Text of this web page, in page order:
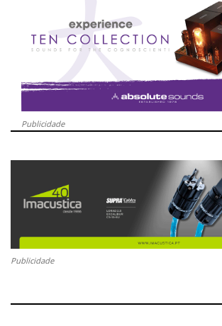
Publicidade
Publicidade